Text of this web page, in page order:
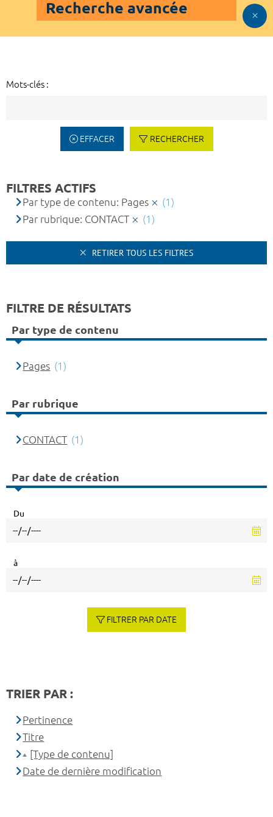
Recherche avancée
Mots-clés :
EFFACER RECHERCHER
FILTRES ACTIFS
Par type de contenu: Pages
(1)
Par rubrique: CONTACT
(1)
RETIRER TOUS LES FILTRES
FILTRE DE RÉSULTATS
Par type de contenu
Pages (1)
Par rubrique
CONTACT (1)
Par date de création
Du
à
FILTRER PAR DATE
TRIER PAR :
Pertinence
Titre
[Type de contenu]
Date de dernière modification